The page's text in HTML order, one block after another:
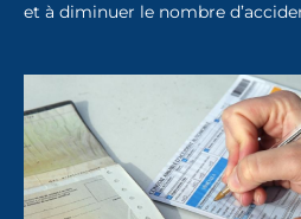
et à diminuer le nombre